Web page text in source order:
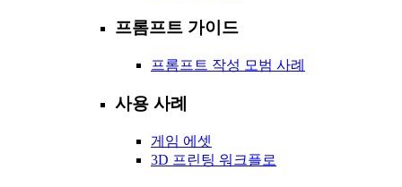
프롬프트 가이드
프롬프트 작성 모범 사례
사용 사례
게임 에셋
3D 프린팅 워크플로